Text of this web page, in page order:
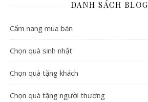
DANH SÁCH BLOG
Cẩm nang mua bán
Chọn quà sinh nhật
Chọn quà tặng khách
Chọn quà tặng người thương